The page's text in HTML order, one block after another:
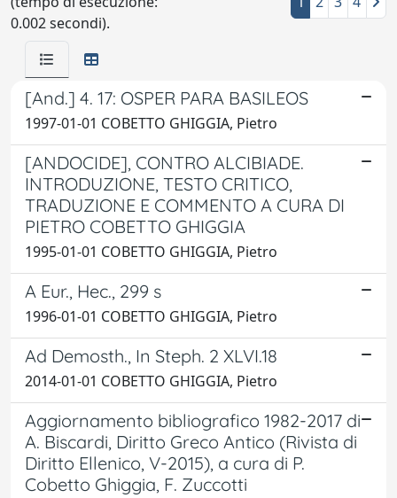
0.002 secondi).
[And.] 4. 17: OSPER PARA BASILEOS
1997-01-01 COBETTO GHIGGIA, Pietro
[ANDOCIDE], CONTRO ALCIBIADE.
INTRODUZIONE, TESTO CRITICO,
TRADUZIONE E COMMENTO A CURA DI
PIETRO COBETTO GHIGGIA
1995-01-01 COBETTO GHIGGIA, Pietro
A Eur., Hec., 299 s
1996-01-01 COBETTO GHIGGIA, Pietro
Ad Demosth., In Steph. 2 XLVI.18
2014-01-01 COBETTO GHIGGIA, Pietro
Aggiornamento bibliografico 1982-2017 di
A. Biscardi, Diritto Greco Antico (Rivista di
Diritto Ellenico, V-2015), a cura di P.
Cobetto Ghiggia, F. Zuccotti